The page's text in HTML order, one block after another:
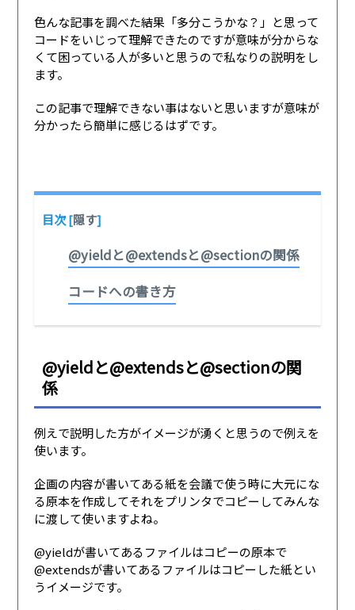
色んな記事を調べた結果「多分こうかな？」と思って
コードをいじって理解できたのですが意味が分からな
くて困っている人が多いと思うので私なりの説明をし
ます。
この記事で理解できない事はないと思いますが意味が
分かったら簡単に感じるはずです。
目次[隠す]
@yieldと@extendsと@sectionの関係
コードへの書き方
@yieldと@extendsと@sectionの関
係
例えで説明した方がイメージが湧くと思うので例えを
使います。
企画の内容が書いてある紙を会議で使う時に大元にな
る原本を作成してそれをプリンタでコピーしてみんな
に渡して使いますよね。
@yieldが書いてあるファイルはコピーの原本で
@extendsが書いてあるファイルはコピーした紙とい
うイメージです。